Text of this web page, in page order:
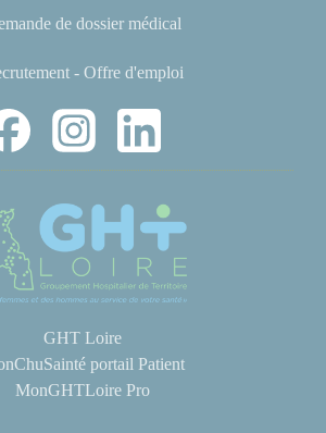
de dossier médical
- Offre d'emploi
GHT Loire
portail Patient
MonGHTLoire Pro